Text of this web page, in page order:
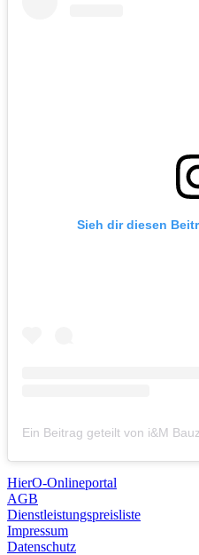
Sieh dir diesen
HierO-Onlineportal
AGB
Dienstleistungspreisliste
Impressum
Datenschutz